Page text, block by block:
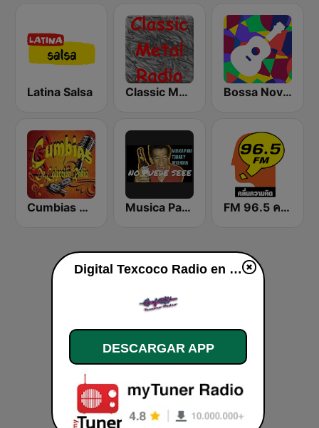
Latina Salsa Classic Metal Radio Bossa Nova Hits Radio
Cumbias De Colección Musica Para tomar y Recordar entre Cumbia y Vallenatos FM 96.5 คลื่นความคิด Thinking Radio
Digital Texcoco Radio en vivo
DESCARGAR APP